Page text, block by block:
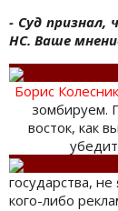
- Суд
НС. Ваше
Борис
зомбируем.
восток, как
государства,
кого-либо